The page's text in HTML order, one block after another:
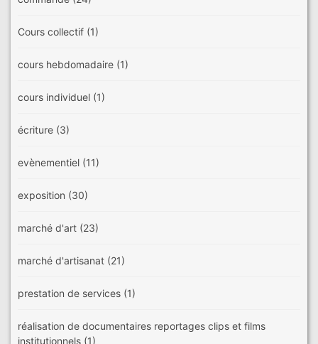
Cours collectif (1)
cours hebdomadaire (1)
cours individuel (1)
écriture (3)
evènementiel (11)
exposition (30)
marché d'art (23)
marché d'artisanat (21)
prestation de services (1)
réalisation de documentaires reportages clips et films
institutionnels (1)